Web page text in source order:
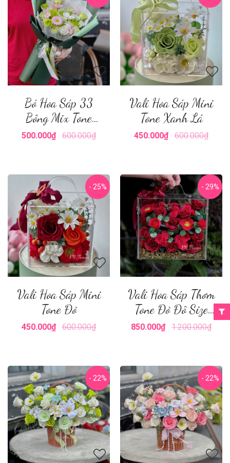
Bó Hoa Sáp 33
Bông Mix Tone
Xanh Lá
500.000₫ 600.000₫
Vali Hoa Sáp Mini
Tone Xanh Lá
450.000₫ 600.000₫
- 25%
Vali Hoa Sáp Mini
Tone Đỏ
450.000₫ 600.000₫
- 29%
Vali Hoa Sáp Thơm
Tone Đỏ Đô Size
Nhỏ
850.000₫ 1.200.000₫
- 22% - 22%